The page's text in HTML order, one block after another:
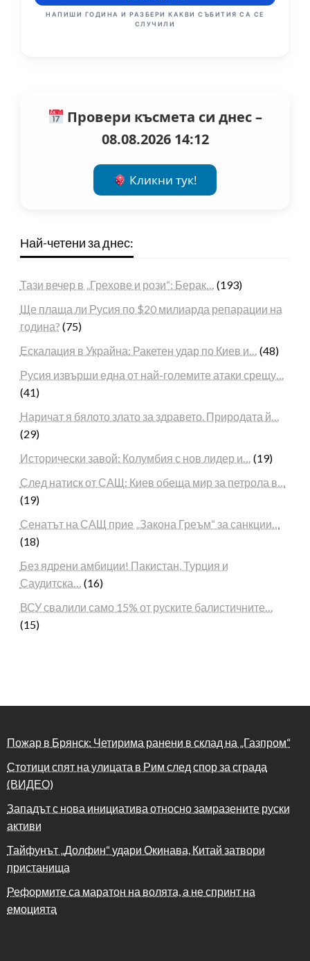
НАПИШИ ГОДИНА И РАЗБЕРИ КАКВИ СЪБИТИЯ СА СЕ
СЛУЧИЛИ
Провери късмета си днес –
08.08.2026 14:12
Кликни тук!
Най-четени за днес:
Тази вечер в „Грехове и рози“: Берак… (193)
Ще плаща ли Русия по $20 милиарда репарации на
година? (75)
Ескалация в Украйна: Ракетен удар по Киев и… (48)
Русия извърши една от най-големите атаки срещу…
(41)
Наричат я бялото злато за здравето. Природата й…
(29)
Исторически завой: Колумбия с нов лидер и… (19)
След натиск от САЩ: Киев обеща мир за петрола в…
(19)
Сенатът на САЩ прие „Закона Греъм“ за санкции…
(18)
Без ядрени амбиции! Пакистан, Турция и
Саудитска… (16)
ВСУ свалили само 15% от руските балистичните…
(15)
Пожар в Брянск: Четирима ранени в склад на „Газпром“
Стотици спят на улицата в Рим след спор за сграда
(ВИДЕО)
Западът с нова инициатива относно замразените руски
активи
Тайфунът „Долфин“ удари Окинава, Китай затвори
пристанища
Реформите са маратон на волята, а не спринт на
емоцията